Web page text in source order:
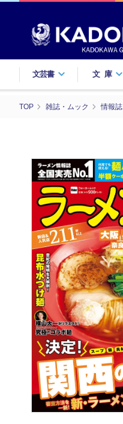
文芸書 文庫
TOP 雑誌・ムック 情報誌